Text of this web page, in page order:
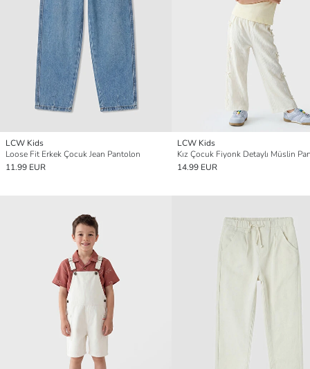
LCW Kids
Loose Fit Erkek Çocuk Jean Pantolon
11.99 EUR
LCW Kids
Kız Çocuk Fiyonk Detaylı Müslin
14.99 EUR